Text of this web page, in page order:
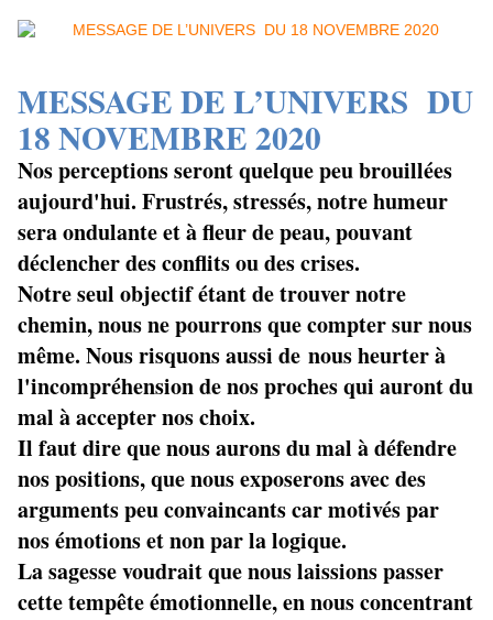
MESSAGE DE L’UNIVERS DU
18 NOVEMBRE 2020
Nos perceptions seront quelque peu brouillées
aujourd'hui. Frustrés, stressés, notre humeur
sera ondulante et à fleur de peau, pouvant
déclencher des conflits ou des crises.
Notre seul objectif étant de trouver notre
chemin, nous ne pourrons que compter sur nous
même. Nous risquons aussi de nous heurter à
l'incompréhension de nos proches qui auront du
mal à accepter nos choix.
Il faut dire que nous aurons du mal à défendre
nos positions, que nous exposerons avec des
arguments peu convaincants car motivés par
nos émotions et non par la logique.
La sagesse voudrait que nous laissions passer
cette tempête émotionnelle, en nous concentrant